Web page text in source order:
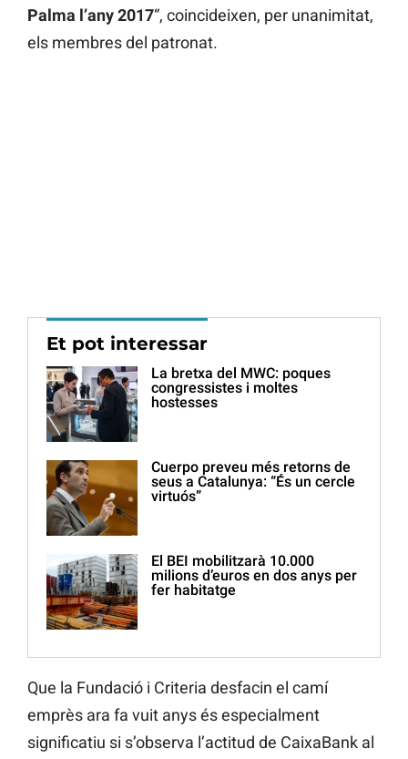
Palma l’any 2017“, coincideixen, per unanimitat,
els membres del patronat.
Et pot interessar
La bretxa del MWC: poques
congressistes i moltes
hostesses
Cuerpo preveu més retorns de
seus a Catalunya: “És un cercle
virtuós”
El BEI mobilitzarà 10.000
milions d’euros en dos anys per
fer habitatge
Que la Fundació i Criteria desfacin el camí
emprès ara fa vuit anys és especialment
significatiu si s’observa l’actitud de CaixaBank al